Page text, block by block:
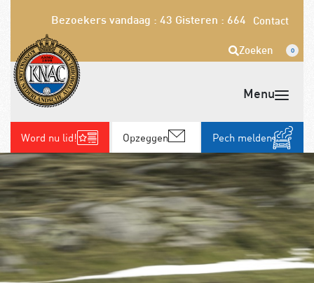
Bezoekers vandaag : 43 Gisteren : 664 Contact
Zoeken 0
Word nu lid! Opzeggen Pech melden